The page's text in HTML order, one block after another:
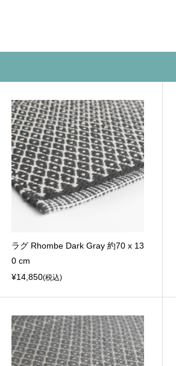
ラグ Rhombe Dark Gray 約70 x 13
0 cm
¥14,850(税込)